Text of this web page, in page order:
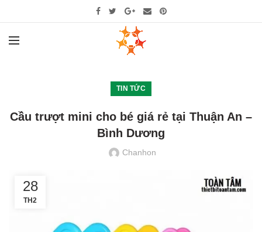
TIN TỨC
Cầu trượt mini cho bé giá rẻ tại Thuận An –
Bình Dương
Chanhon
28
TH2